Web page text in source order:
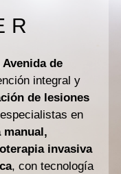
de
integral y
de lesiones
en
invasiva
, con tecnología